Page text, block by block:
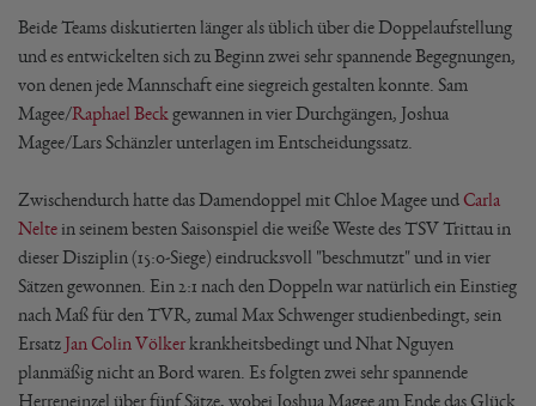
Beide Teams diskutierten länger als üblich über die Doppelaufstellung
und es entwickelten sich zu Beginn zwei sehr spannende Begegnungen,
von denen jede Mannschaft eine siegreich gestalten konnte. Sam
Magee/Raphael Beck gewannen in vier Durchgängen, Joshua
Magee/Lars Schänzler unterlagen im Entscheidungssatz.
Zwischendurch hatte das Damendoppel mit Chloe Magee undCarla
Nelte in seinem besten Saisonspiel die weiße Weste des TSV Trittau in
dieser Disziplin (15:0-Siege) eindrucksvoll "beschmutzt" und in vier
Sätzen gewonnen. Ein 2:1 nach den Doppeln war natürlich ein Einstieg
nach Maß für den TVR, zumal Max Schwenger studienbedingt, sein
Ersatz Jan Colin Völker krankheitsbedingt und Nhat Nguyen
planmäßig nicht an Bord waren. Es folgten zwei sehr spannende
Herreneinzel über fünf Sätze, wobei Joshua Magee am Ende das Glück